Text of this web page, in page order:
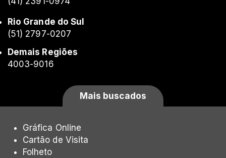
Rio Grande do Sul
(51) 2797-0207
Demais Regiões
4003-9016
Mais buscados
Gráfica Online
Cartão de Visita
Folheto